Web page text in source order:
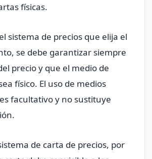
físicas.
sistema de precios que elija el
se debe garantizar siempre
precio y que el medio de
físico. El uso de medios
facultativo y no sustituye
de carta de precios, por